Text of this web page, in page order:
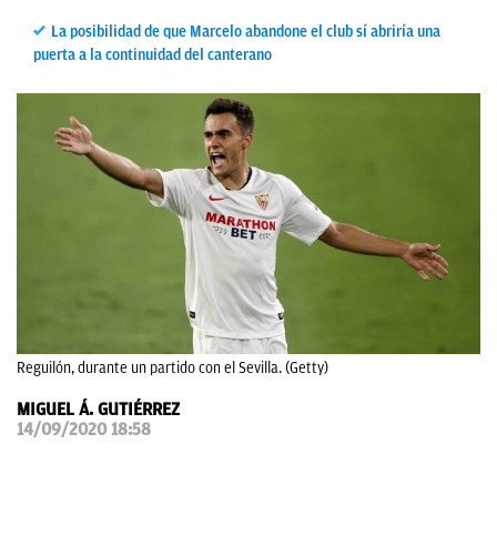
FEMENINO
La posibilidad de que Marcelo abandone el club sí abriría una
puerta a la continuidad del canterano
Reguilón, durante un partido con el Sevilla. (Getty)
MIGUEL Á. GUTIÉRREZ
14/09/2020 18:58